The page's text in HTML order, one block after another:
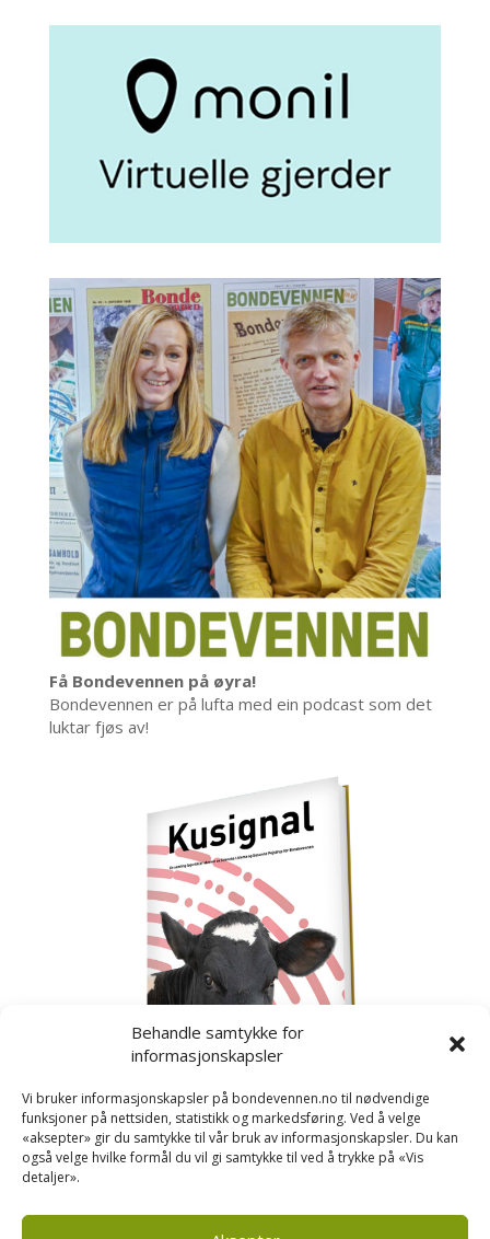
Behandle samtykke for
informasjonskapsler
Vi bruker informasjonskapsler på bondevennen.no til nødvendige
funksjoner på nettsiden, statistikk og markedsføring. Ved å velge
«aksepter» gir du samtykke til vår bruk av informasjonskapsler. Du kan
også velge hvilke formål du vil gi samtykke til ved å trykke på «Vis
detaljer».
Få Bondevennen på øyra!
Bondevennen er på lufta med ein podcast som det
luktar fjøs av!
Kusignal